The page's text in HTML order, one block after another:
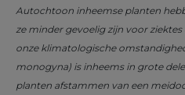
Autochtoon inheemse planten
ze minder gevoelig zijn voor
onze klimatologische
monogyna) is inheems in grote
planten afstammen van een